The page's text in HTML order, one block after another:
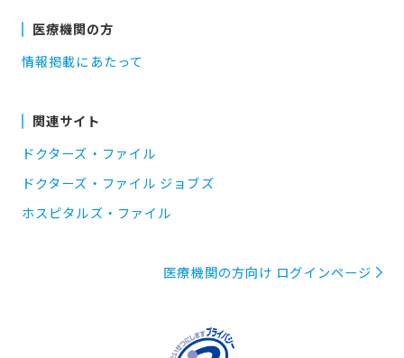
医療機関の方
情報掲載にあたって
関連サイト
ドクターズ・ファイル
ドクターズ・ファイル ジョブズ
ホスピタルズ・ファイル
医療機関の方向け ログインページ